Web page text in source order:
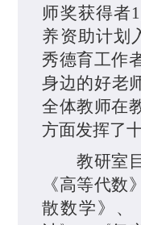
师奖获得者
养资助计划
秀德育工作
身边的好老
全体教师在
方面发挥了
教研室
《高等代数
散数学》、